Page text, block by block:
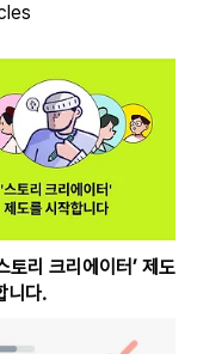
토리 크리에이터’ 제도
니다.